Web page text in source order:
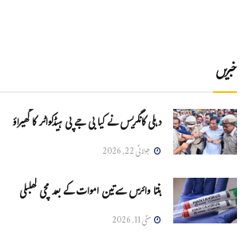
خبریں
دہلی کانگریس نے کیا بی جے پی ہیڈکواٹر کا گھیراؤ
جولائی 22, 2026
ہنتا وائرس سےتین اموات کے بعد مچی کھلبلی
مئی 11, 2026